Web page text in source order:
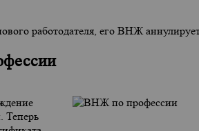
работодателя, его ВНЖ
Теперь